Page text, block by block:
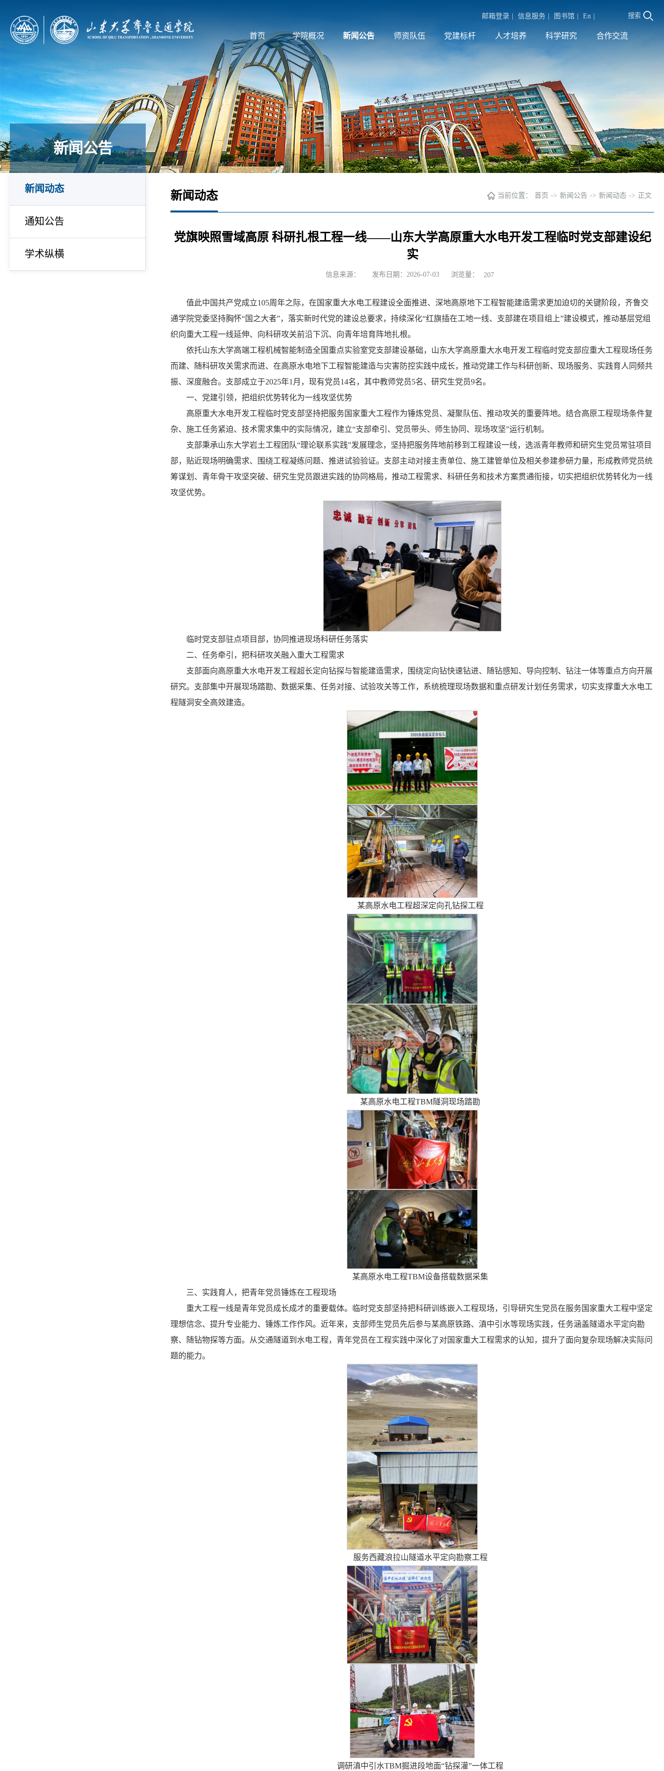
邮箱登录 信息服务 图书馆 En 搜索
首页 学院概况 新闻公告 师资队伍 党建标杆 人才培养 科学研究 合作交流
新闻公告
新闻动态
通知公告
学术纵横
新闻动态 当前位置： 首页 -> 新闻公告 -> 新闻动态 -> 正文
党旗映照雪域高原 科研扎根工程一线——山东大学高原重大水电开发工程临时党支部建设纪
实
信息来源： 发布日期：2026-07-03 浏览量： 207
值此中国共产党成立105周年之际，在国家重大水电工程建设全面推进、深地高原地下工程智能建造需求更加迫切的关键阶段，齐鲁交
通学院党委坚持胸怀“国之大者”，落实新时代党的建设总要求，持续深化“红旗插在工地一线、支部建在项目组上”建设模式，推动基层党组
织向重大工程一线延伸、向科研攻关前沿下沉、向青年培育阵地扎根。
依托山东大学高端工程机械智能制造全国重点实验室党支部建设基础，山东大学高原重大水电开发工程临时党支部应重大工程现场任务
而建、随科研攻关需求而进、在高原水电地下工程智能建造与灾害防控实践中成长，推动党建工作与科研创新、现场服务、实践育人同频共
振、深度融合。支部成立于2025年1月，现有党员14名，其中教师党员5名、研究生党员9名。
一、党建引领，把组织优势转化为一线攻坚优势
高原重大水电开发工程临时党支部坚持把服务国家重大工程作为锤炼党员、凝聚队伍、推动攻关的重要阵地。结合高原工程现场条件复
杂、施工任务紧迫、技术需求集中的实际情况，建立“支部牵引、党员带头、师生协同、现场攻坚”运行机制。
支部秉承山东大学岩土工程团队“理论联系实践”发展理念，坚持把服务阵地前移到工程建设一线，选派青年教师和研究生党员常驻项目
部，贴近现场明确需求、围绕工程凝练问题、推进试验验证。支部主动对接主责单位、施工建管单位及相关参建参研力量，形成教师党员统
筹谋划、青年骨干攻坚突破、研究生党员跟进实践的协同格局，推动工程需求、科研任务和技术方案贯通衔接，切实把组织优势转化为一线
攻坚优势。
临时党支部驻点项目部，协同推进现场科研任务落实
二、任务牵引，把科研攻关融入重大工程需求
支部面向高原重大水电开发工程超长定向钻探与智能建造需求，围绕定向钻快速钻进、随钻感知、导向控制、钻注一体等重点方向开展
研究。支部集中开展现场踏勘、数据采集、任务对接、试验攻关等工作，系统梳理现场数据和重点研发计划任务需求，切实支撑重大水电工
程隧洞安全高效建造。
某高原水电工程超深定向孔钻探工程
某高原水电工程TBM隧洞现场踏勘
某高原水电工程TBM设备搭载数据采集
三、实践育人，把青年党员锤炼在工程现场
重大工程一线是青年党员成长成才的重要载体。临时党支部坚持把科研训练嵌入工程现场，引导研究生党员在服务国家重大工程中坚定
理想信念、提升专业能力、锤炼工作作风。近年来，支部师生党员先后参与某高原铁路、滇中引水等现场实践，任务涵盖隧道水平定向勘
察、随钻物探等方面。从交通隧道到水电工程，青年党员在工程实践中深化了对国家重大工程需求的认知，提升了面向复杂现场解决实际问
题的能力。
服务西藏浪拉山隧道水平定向勘察工程
调研滇中引水TBM掘进段地面“钻探灌”一体工程